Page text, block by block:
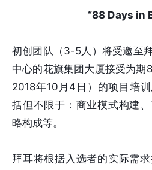
“88 Days in
初创团队（3-5人）将受邀至
中心的花旗集团大厦接受为
2018年10月4日）的项目培
括但不限于：商业模式构建
略构成等。
拜耳将根据入选者的实际需